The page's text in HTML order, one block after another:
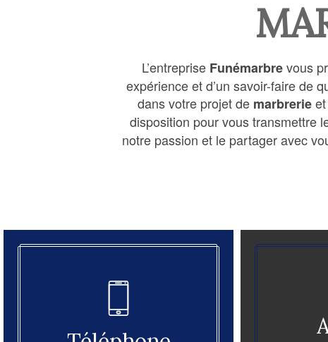
L’entreprise Funémarbrevous
expérience et d’un savoir-faire de
dans votre projet de marbrerie
disposition pour vous transmettre
notre passion et le partager avec